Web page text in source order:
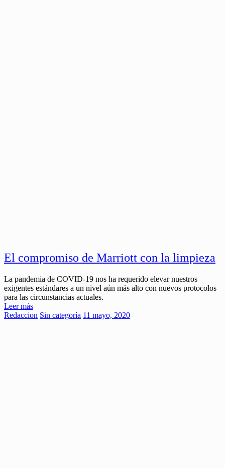
El compromiso de Marriott con la limpieza
La pandemia de COVID-19 nos ha requerido elevar nuestros
exigentes estándares a un nivel aún más alto con nuevos protocolos
para las circunstancias actuales.
Leer más
Redaccion Sin categoría 11 mayo, 2020